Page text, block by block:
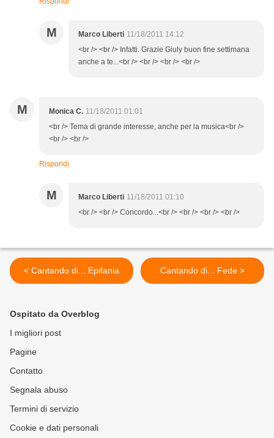
M Marco Liberti 11/18/2011 14:12
<br /> <br /> Infatti. Grazie Giuly buon fine settimana
anche a te...<br /> <br /> <br /> <br />
M Monica C. 11/18/2011 01:01
<br /> Tema di grande interesse, anche per la musica<br />
<br /> <br />
Rispondi
M Marco Liberti 11/18/2011 01:10
<br /> <br /> Concordo...<br /> <br /> <br /> <br />
< Cantando di... Epifania Cantando di... Fede >
Ospitato da Overblog
I migliori post
Pagine
Contatto
Segnala abuso
Termini di servizio
Cookie e dati personali